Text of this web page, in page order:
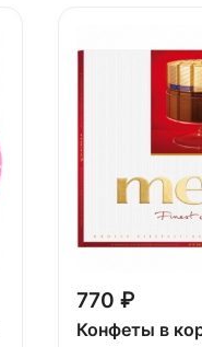
770 ₽
Конфеты в